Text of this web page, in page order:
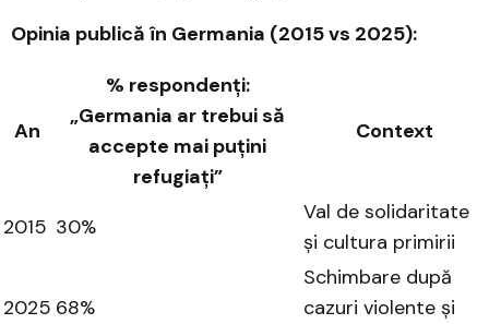
Opinia publică în Germania (2015 vs 2025):
An
% respondenți:
„Germania ar trebui să
accepte mai puțini
refugiați”
Context
2015 30%
Val de solidaritate
și cultura primirii
2025 68%
Schimbare după
cazuri violente și